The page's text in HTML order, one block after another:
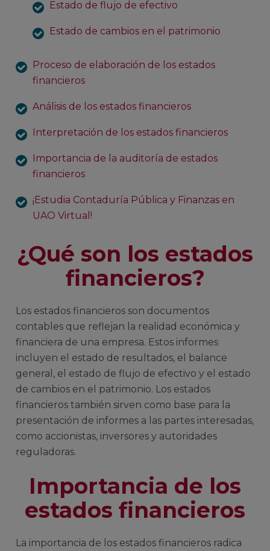
Estado de flujo de efectivo
Estado de cambios en el patrimonio
Proceso de elaboración de los estados
financieros
Análisis de los estados financieros
Interpretación de los estados financieros
Importancia de la auditoría de estados
financieros
¡Estudia Contaduría Pública y Finanzas en
UAO Virtual!
¿Qué son los estados
financieros?
Los estados financieros son documentos
contables que reflejan la realidad económica y
financiera de una empresa. Estos informes
incluyen el estado de resultados, el balance
general, el estado de flujo de efectivo y el estado
de cambios en el patrimonio. Los estados
financieros también sirven como base para la
presentación de informes a las partes interesadas,
como accionistas, inversores y autoridades
reguladoras.
Importancia de los
estados financieros
La importancia de los estados financieros radica